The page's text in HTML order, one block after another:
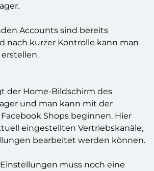
Accounts sind bereits
nach kurzer Kontrolle kann man
der Home-Bildschirm des
und man kann mit der
Shops beginnen. Hier
eingestellten Vertriebskanäle,
bearbeitet werden können.
muss noch eine